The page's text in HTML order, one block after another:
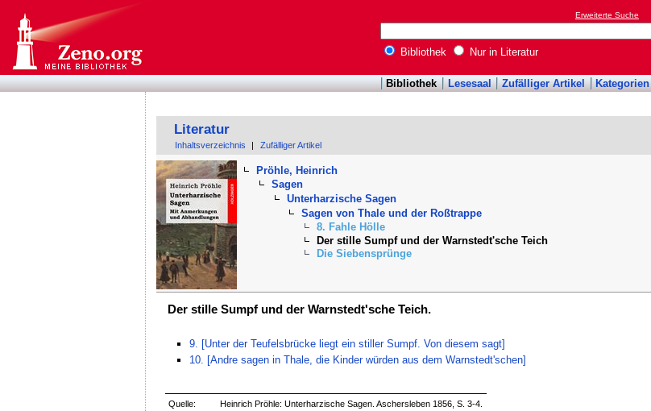
Erweiterte Suche
Bibliothek Nur in Literatur
Bibliothek Lesesaal Zufälliger Artikel Kategorien
Literatur
Inhaltsverzeichnis Zufälliger Artikel
Pröhle, Heinrich
Sagen
Unterharzische Sagen
Sagen von Thale und der Roßtrappe
8. Fahle Hölle
Der stille Sumpf und der Warnstedt'sche Teich
Die Siebensprünge
Der stille Sumpf und der Warnstedt'sche Teich.
9. [Unter der Teufelsbrücke liegt ein stiller Sumpf. Von diesem sagt]
10. [Andre sagen in Thale, die Kinder würden aus dem Warnstedt'schen]
Quelle:
Heinrich Pröhle: Unterharzische Sagen. Aschersleben 1856, S. 3-4.